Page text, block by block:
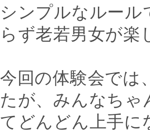
シンプルなルール
らず老若男女が楽
今回の体験会では
たが、みんなちゃ
てどんどん上手に